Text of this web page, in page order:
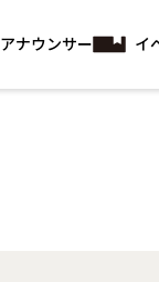
アナウンサー イ